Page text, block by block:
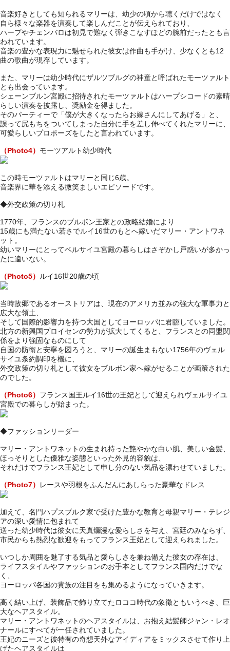
音楽好きとしても知られるマリーは、幼少の頃から聴くだけではなく
自ら様々な楽器を演奏して楽しんだことが伝えられており、
ハープやチェンバロは初見で難なく弾きこなすほどの腕前だったとも言
われています。
音楽の豊かな表現力に魅せられた彼女は作曲も手がけ、少なくとも12
曲の歌曲が現存しています。
また、マリーは幼少時代にザルツブルグの神童と呼ばれたモーツァルト
とも出会っています。
シェーンブルン宮殿に招待されたモーツァルトはハープシコードの素晴
らしい演奏を披露し、奨励金を得ました。
そのパーティーで「僕が大きくなったらお嫁さんにしてあげる」と、
誤って尻もちをついてしまった自分に手を差し伸べてくれたマリーに、
可愛らしいプロポーズをしたと言われています。
（Photo4） モーツアルト幼少時代
この時モーツァルトはマリーと同じ6歳。
音楽界に華を添える微笑ましいエピソードです。
◆外交政策の切り札
1770年、フランスのブルボン王家との政略結婚により
15歳にも満たない若さでルイ16世のもとへ嫁いだマリー・アントワネ
ット。
幼いマリーにとってベルサイユ宮殿の暮らしはさぞかし戸惑いが多かっ
たに違いない。
（Photo5） ルイ16世20歳の頃
当時故郷であるオーストリアは、現在のアメリカ並みの強大な軍事力と
広大な領土、
そして国際的影響力を持つ大国としてヨーロッパに君臨していました。
北方の新興国プロイセンの勢力が拡大してくると、フランスとの同盟関
係をより強固なものにして
自国の防衛と安寧を図ろうと、マリーの誕生まもない1756年のヴェル
サイユ条約調印を機に、
外交政策の切り札として彼女をブルボン家へ嫁がせることが画策された
のでした。
（Photo6） フランス国王ルイ16世の王妃として迎えられヴェルサイユ
宮殿での暮らしが始まった。
◆ファッションリーダー
マリー・アントワネットの生まれ持った艶やかな白い肌、美しい金髪、
ほっそりとした優雅な姿態といった外見的容貌は、
それだけでフランス王妃として申し分のない気品を漂わせていました。
（Photo7） レースや羽根をふんだんにあしらった豪華なドレス
加えて、名門ハプスブルク家で受けた豊かな教育と母親マリー・テレジ
アの深い愛情に包まれて
送った幼少時代は彼女に天真爛漫な愛らしさを与え、宮廷のみならず、
市民からも熱烈な歓迎をもってフランス王妃として迎えられました。
いつしか周囲を魅了する気品と愛らしさを兼ね備えた彼女の存在は、
ライフスタイルやファッションのお手本としてフランス国内だけでな
く、
ヨーロッパ各国の貴族の注目をも集めるようになっていきます。
高く結い上げ、装飾品で飾り立てたロココ時代の象徴ともいうべき、巨
大なヘアスタイル。
マリー・アントワネットのヘアスタイルは、お抱え結髪師ジャン・レオ
ナールにすべてが一任されていました。
王妃のニーズと彼特有の奇想天外なアイディアをミックスさせて作り上
げたヘアスタイルは